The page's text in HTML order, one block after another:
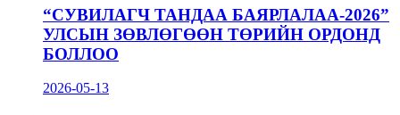
“СУВИЛАГЧ ТАНДАА БАЯРЛАЛАА-2026”
УЛСЫН ЗӨВЛӨГӨӨН ТӨРИЙН ОРДОНД
БОЛЛОО
2026-05-13